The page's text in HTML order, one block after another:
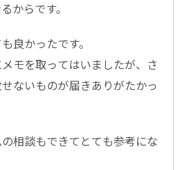
からです。
良かったです。
モを取ってはいましたが、さ
ないものが届きありがたかっ
相談もできてとても参考にな